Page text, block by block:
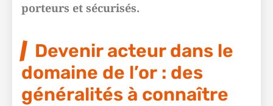
porteurs et sécurisés.
Devenir acteur dans le
domaine de l’or : des
généralités à connaître